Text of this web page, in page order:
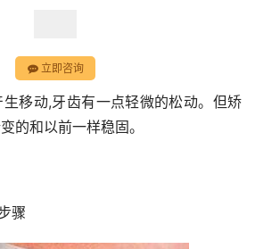
立即咨询
移动,牙齿有一点轻微的松动。但矫
的和以前一样稳固。
骤